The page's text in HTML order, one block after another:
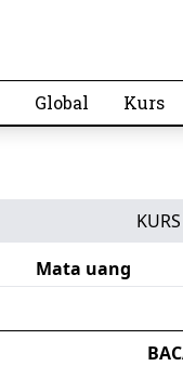
Global Kurs
Mata uang